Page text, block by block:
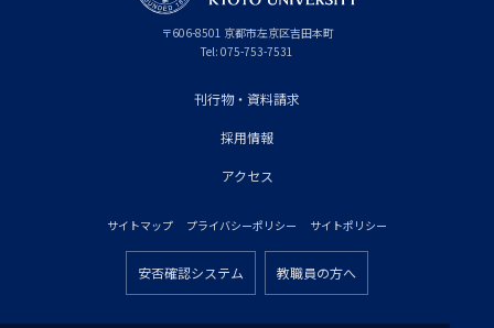
〒606-8501 京
都
府
京都市左京区吉田本町
Tel: 075-753-7531
刊行物・資料請求
採用情報
アクセス
タ
サイトマップ プライバシーポリシー サイトポリシー
ッ
安否確認システム 教職員の方へ